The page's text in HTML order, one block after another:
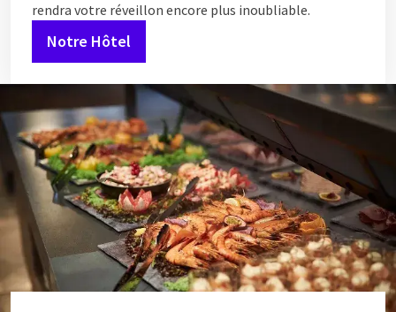
rendra votre réveillon encore plus inoubliable.
Notre Hôtel